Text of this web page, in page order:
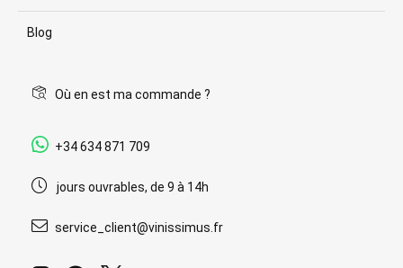
Blog
Où en est ma commande ?
+34 634 871 709
jours ouvrables, de 9 à 14h
service_client@vinissimus.fr